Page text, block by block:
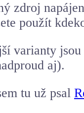
zdroj
použít
varianty
aj).
tu už psal